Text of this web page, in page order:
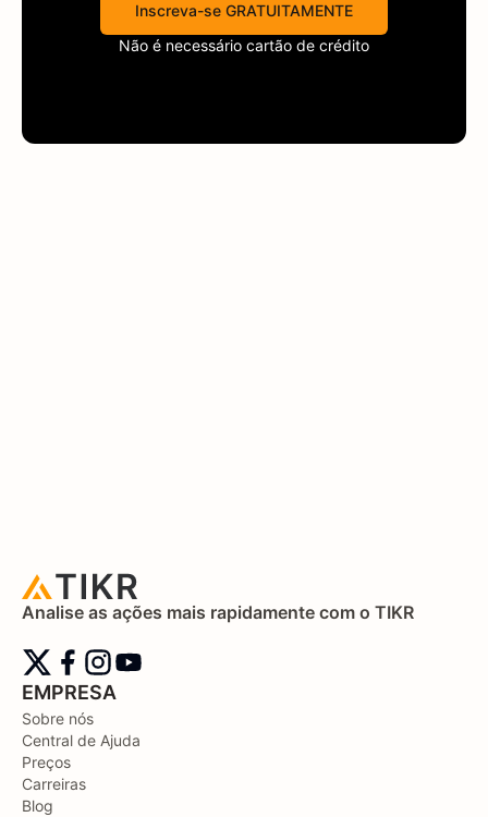
Inscreva-se GRATUITAMENTE
Não é necessário cartão de crédito
Analise as ações mais rapidamente com o TIKR
EMPRESA
Sobre nós
Central de Ajuda
Preços
Carreiras
Blog